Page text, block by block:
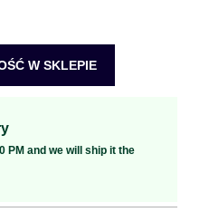
W SKLEPIE
PM and we will ship it the